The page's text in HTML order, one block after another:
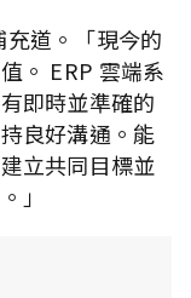
道。「現今的
。 ERP 雲端系
即時並準確的
良好溝通。能
立共同目標並
」